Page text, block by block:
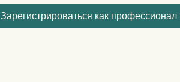
Зарегистрироваться как профессионал